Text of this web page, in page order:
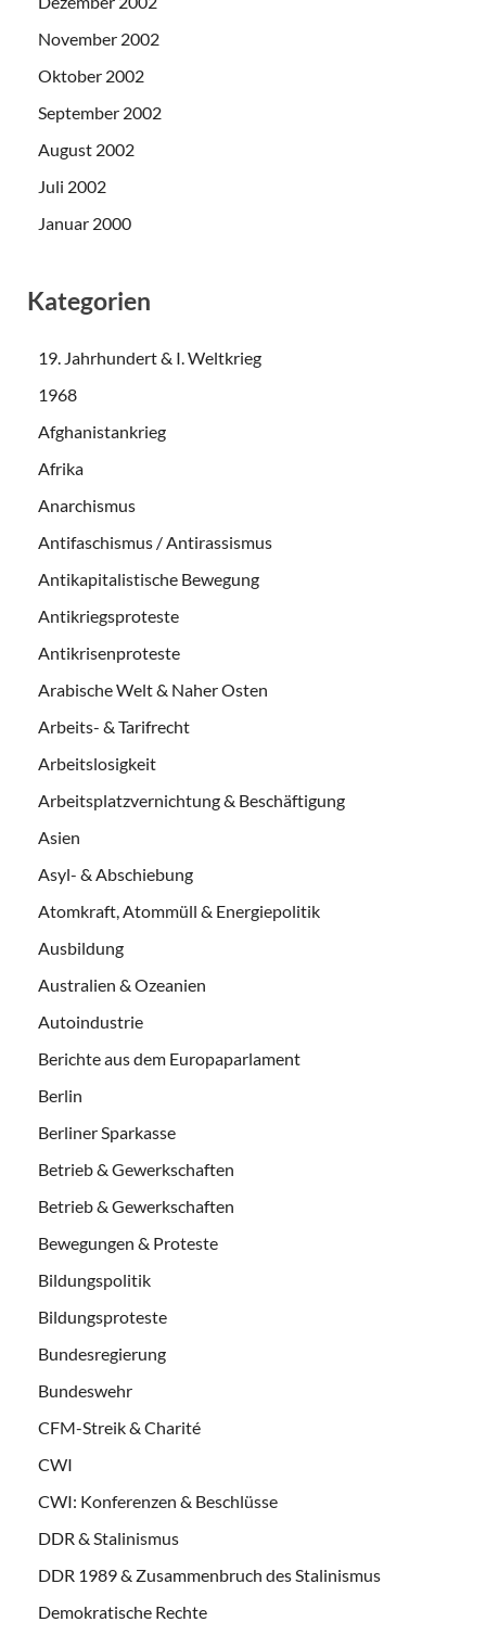
November 2002
Oktober 2002
September 2002
August 2002
Juli 2002
Januar 2000
Kategorien
19. Jahrhundert & I. Weltkrieg
1968
Afghanistankrieg
Afrika
Anarchismus
Antifaschismus / Antirassismus
Antikapitalistische Bewegung
Antikriegsproteste
Antikrisenproteste
Arabische Welt & Naher Osten
Arbeits- & Tarifrecht
Arbeitslosigkeit
Arbeitsplatzvernichtung & Beschäftigung
Asien
Asyl- & Abschiebung
Atomkraft, Atommüll & Energiepolitik
Ausbildung
Australien & Ozeanien
Autoindustrie
Berichte aus dem Europaparlament
Berlin
Berliner Sparkasse
Betrieb & Gewerkschaften
Betrieb & Gewerkschaften
Bewegungen & Proteste
Bildungspolitik
Bildungsproteste
Bundesregierung
Bundeswehr
CFM-Streik & Charité
CWI
CWI: Konferenzen & Beschlüsse
DDR & Stalinismus
DDR 1989 & Zusammenbruch des Stalinismus
Demokratische Rechte